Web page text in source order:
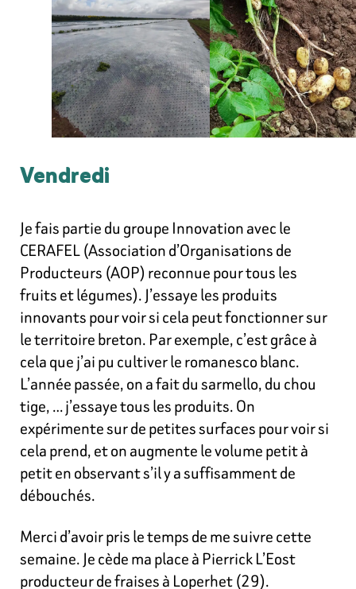
Vendredi
Je fais partie du groupe Innovation avec le
CERAFEL (Association d’Organisations de
Producteurs (AOP) reconnue pour tous les
fruits et légumes). J’essaye les produits
innovants pour voir si cela peut fonctionner sur
le territoire breton. Par exemple, c’est grâce à
cela que j’ai pu cultiver le romanesco blanc.
L’année passée, on a fait du sarmello, du chou
tige, … j’essaye tous les produits. On
expérimente sur de petites surfaces pour voir si
cela prend, et on augmente levolume petit à
petit en observant s’il y a suffisamment de
débouchés.
Merci d’avoir pris le temps de me suivre cette
semaine. Je cède ma place à Pierrick L’Eost
producteur de fraises à Loperhet (29).